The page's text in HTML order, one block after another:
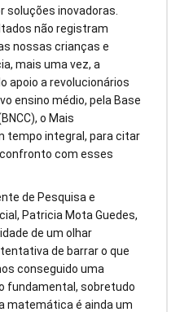
soluções inovadoras.
não registram
nossas crianças e
mais uma vez, a
apoio a revolucionários
ensino médio, pela Base
o Mais
tempo integral, para citar
com esses
de Pesquisa e
Patricia Mota Guedes,
de um olhar
de barrar o que
conseguido uma
fundamental, sobretudo
matemática é ainda um